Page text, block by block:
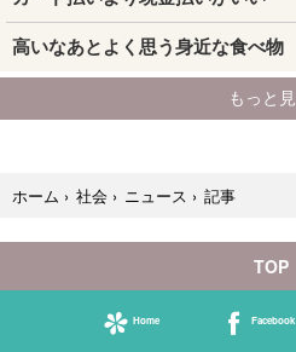
ホーム › 社会 › ニュース › 記事
TOP
Home Facebook